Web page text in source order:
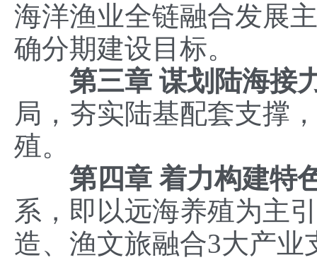
海洋渔业全链融合发展
确分期建设目标。
第三章 谋划陆海接
局，夯实陆基配套支撑
殖。
第四章 着力构建特
系，即以远海养殖为主
造、渔文旅融合3大产